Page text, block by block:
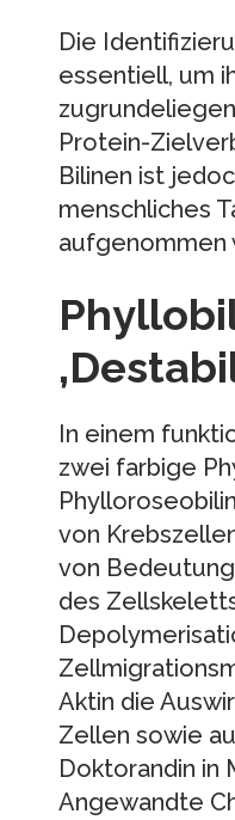
Die
essentiell, um
Protein-
Bilinen ist
menschliches
aufgenommen
In einem
zwei farbige
von
von
des
Aktin die
Zellen sowie
Doktorandin in
Angewandte